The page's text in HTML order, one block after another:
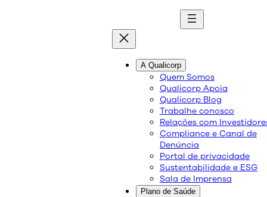
A Qualicorp
Quem Somos
Qualicorp Apoia
Qualicorp Blog
Trabalhe conosco
Relações com
Compliance e Canal de
Denúncia
Portal de privacidade
Sustentabilidade e ESG
Sala de Imprensa
Plano de Saúde
blog
Conteúdo de qualidade e as melhores soluções
SETEMBRO AMARELO